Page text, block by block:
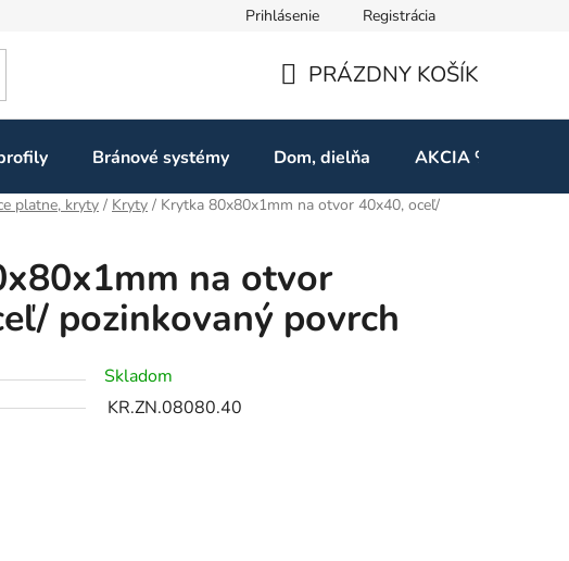
Odstúpenie od zmluvy
Prihlásenie Registrácia
KOŠÍK
PRÁZDNY KOŠÍK
Bránové systémy Dom, dielňa AKCIA %
platne, kryty / Kryty / Krytka 80x80x1mm na otvor 40x40, oceľ/
na otvor
pozinkovaný povrch
Skladom
KR.ZN.08080.40